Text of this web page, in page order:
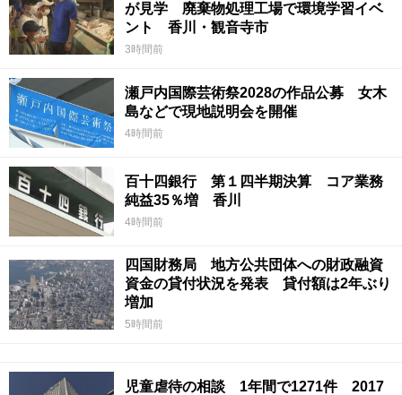
が見学 廃棄物処理工場で環境学習イベ
ント 香川・観音寺市
3時間前
瀬戸内国際芸術祭2028の作品公募 女木
島などで現地説明会を開催
4時間前
百十四銀行 第１四半期決算 コア業務
純益35％増 香川
4時間前
四国財務局 地方公共団体への財政融資
資金の貸付状況を発表 貸付額は2年ぶり
増加
5時間前
児童虐待の相談 1年間で1271件 2017